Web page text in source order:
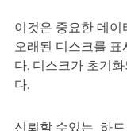
이것은 중요한 데이
오래된 디스크를 표
다. 디스크가 초기
다.
신뢰할 수있는 하